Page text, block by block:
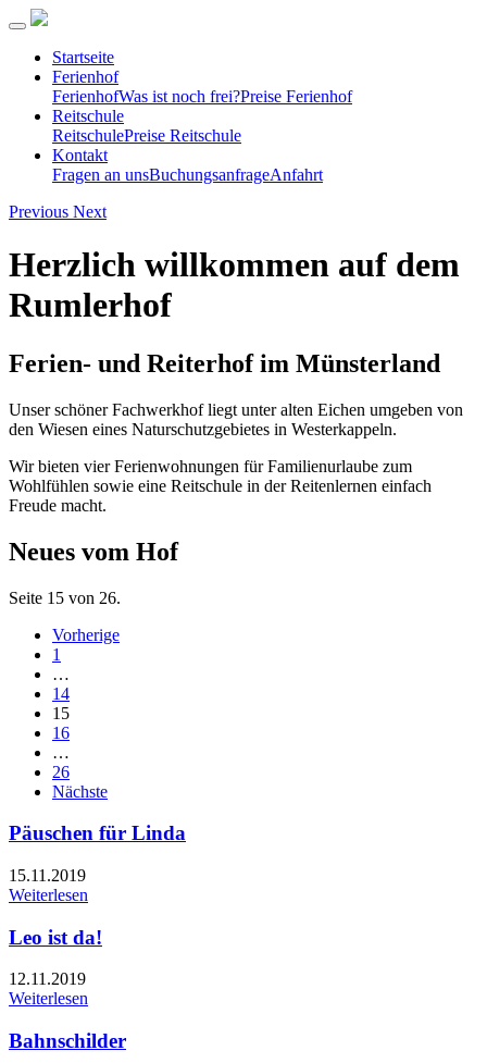
Startseite
Ferienhof
FerienhofWas ist noch frei?Preise Ferienhof
Reitschule
ReitschulePreise Reitschule
Kontakt
Fragen an unsBuchungsanfrageAnfahrt
Previous Next
Herzlich willkommen auf dem
Rumlerhof
Ferien- und Reiterhof im Münsterland
Unser schöner Fachwerkhof liegt unter alten Eichen umgeben von
den Wiesen eines Naturschutzgebietes in Westerkappeln.
Wir bieten vier Ferienwohnungen für Familienurlaube zum
Wohlfühlen sowie eine Reitschule in der Reitenlernen einfach
Freude macht.
Neues vom Hof
Seite 15 von 26.
Vorherige
1
…
14
15
16
…
26
Nächste
Päuschen für Linda
15.11.2019
Weiterlesen
Leo ist da!
12.11.2019
Weiterlesen
Bahnschilder